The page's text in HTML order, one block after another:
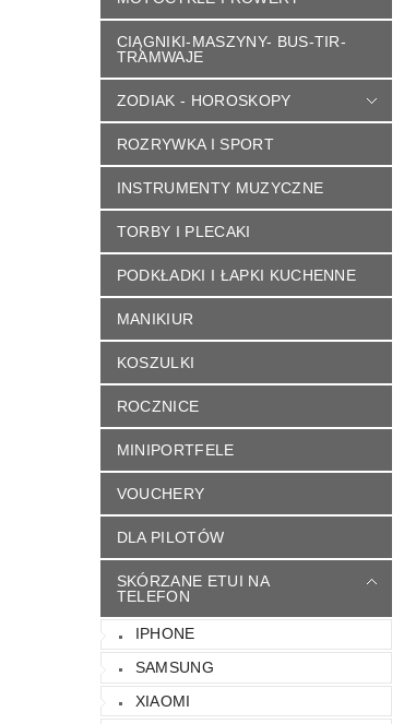
CIĄGNIKI-MASZYNY- BUS-TIR-
TRAMWAJE
ZODIAK - HOROSKOPY
ROZRYWKA I SPORT
INSTRUMENTY MUZYCZNE
TORBY I PLECAKI
PODKŁADKI I ŁAPKI KUCHENNE
MANIKIUR
KOSZULKI
ROCZNICE
MINIPORTFELE
VOUCHERY
DLA PILOTÓW
SKÓRZANE ETUI NA
TELEFON
IPHONE
SAMSUNG
XIAOMI